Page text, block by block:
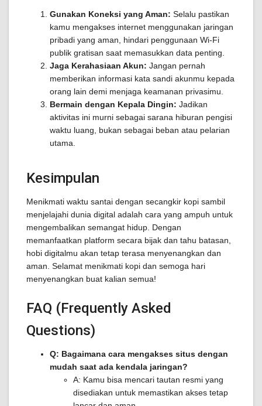
Gunakan Koneksi yang Aman: Selalu pastikan
kamu mengakses internet menggunakan jaringan
pribadi yang aman, hindari penggunaan Wi-Fi
publik gratisan saat memasukkan data penting.
Jaga Kerahasiaan Akun: Jangan pernah
memberikan informasi kata sandi akunmu kepada
orang lain demi menjaga keamanan privasimu.
Bermain dengan Kepala Dingin: Jadikan
aktivitas ini murni sebagai sarana hiburan pengisi
waktu luang, bukan sebagai beban atau pelarian
utama.
Kesimpulan
Menikmati waktu santai dengan secangkir kopi sambil
menjelajahi dunia digital adalah cara yang ampuh untuk
mengembalikan semangat hidup. Dengan
memanfaatkan platform secara bijak dan tahu batasan,
hobi digitalmu akan tetap terasa menyenangkan dan
aman. Selamat menikmati kopi dan semoga hari
menyenangkan buat kalian semua!
FAQ (Frequently Asked
Questions)
Q: Bagaimana cara mengakses situs dengan
mudah saat ada kendala jaringan?
A: Kamu bisa mencari tautan resmi yang
disediakan untuk memastikan akses tetap